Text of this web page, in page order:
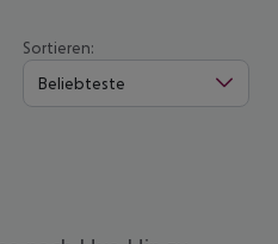
Sortieren:
Beliebteste